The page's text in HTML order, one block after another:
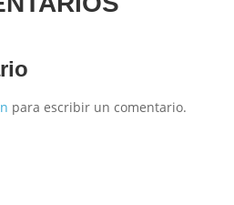
para escribir un comentario.